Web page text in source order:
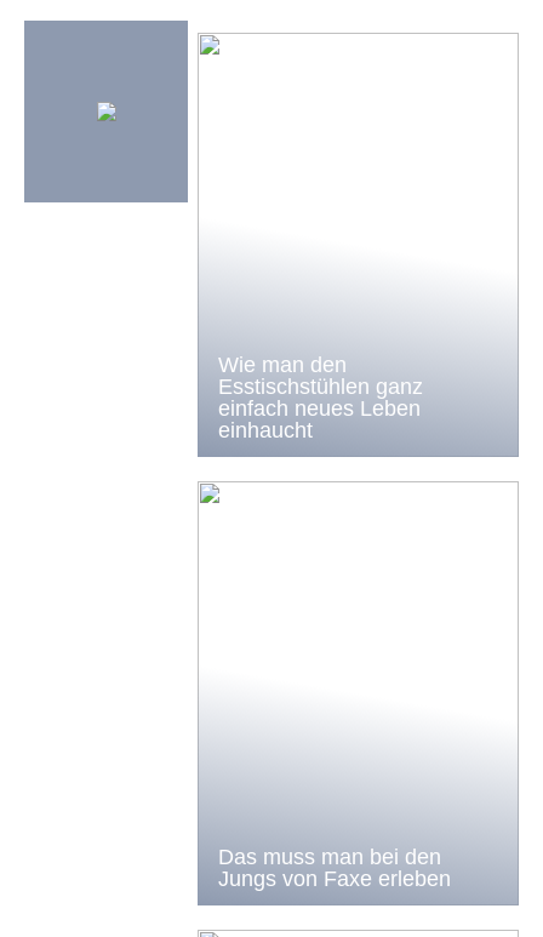
Wie man den
Esstischstühlen ganz
einfach neues Leben
einhaucht
Das muss man bei den
Jungs von Faxe erleben